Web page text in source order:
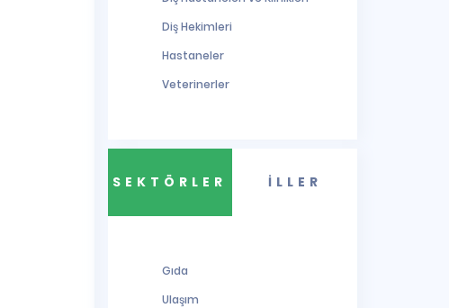
Diş Hekimleri
Hastaneler
Veterinerler
SEKTÖRLER İLLER
Gıda
Ulaşım